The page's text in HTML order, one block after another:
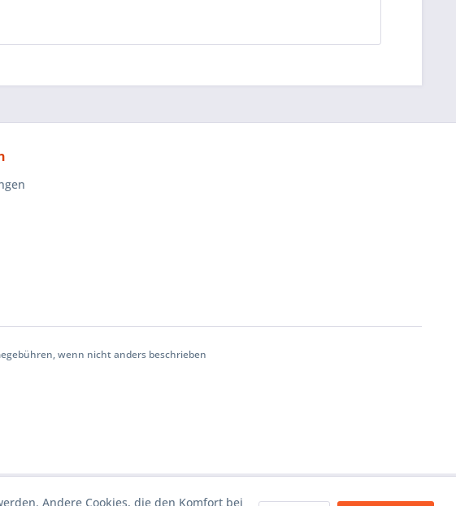
wenn nicht anders beschrieben
Andere Cookies, die den Komfort bei